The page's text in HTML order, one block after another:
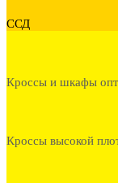
ССД
Кроссы и шкафы
Кроссы высокой